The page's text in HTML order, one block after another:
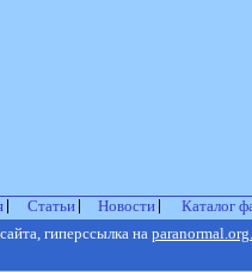
Статьи Новости
Каталог
гиперссылка на